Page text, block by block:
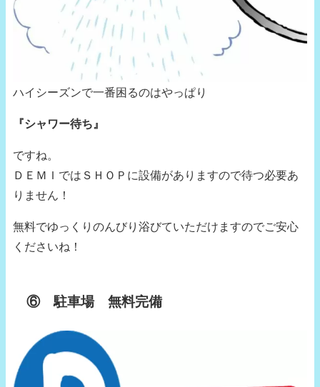
ハイシーズンで一番困るのはやっぱり
『シャワー待ち』
ですね。
ＤＥＭＩではＳＨＯＰに設備がありますので待つ必要あ
りません！
無料でゆっくりのんびり浴びていただけますのでご安心
くださいね！
⑥ 駐車場 無料完備